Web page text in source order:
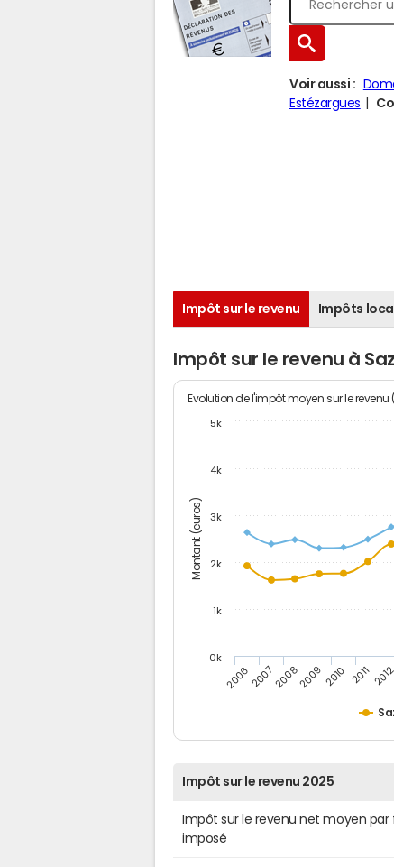
Voir aussi :
Estézargues
Impôt sur le revenu Impôts
Impôt sur le revenu à
Montant (euros)
Evolution de l'impôt moyen sur le
20062007200820092010 2011 2012
0k
1k
2k
3k
4k
5k
Impôt sur le revenu 2025
Impôt sur le revenu net moyen par
imposé